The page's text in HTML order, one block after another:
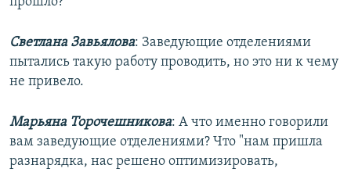
Светлана Завьялова: Заведующие отделениями
пытались такую работу проводить, но это ни к чему
не привело.
Марьяна Торочешникова: А что именно говорили
вам заведующие отделениями? Что "нам пришла
разнарядка, нас решено оптимизировать,